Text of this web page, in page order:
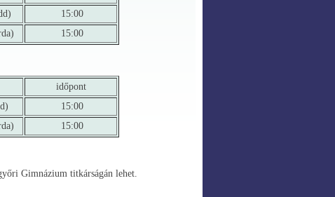
15:00
15:00
időpont
15:00
15:00
Gimnázium titkárságán lehet.